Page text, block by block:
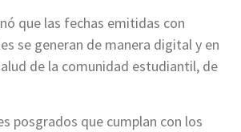
que las fechas emitidas con
se generan de manera digital y en
de la comunidad estudiantil, de
posgrados que cumplan con los